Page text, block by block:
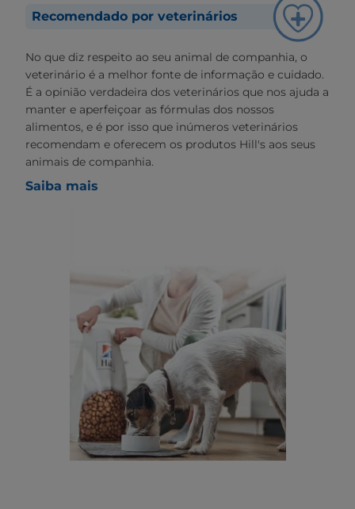
Recomendado por veterinários
No que diz respeito ao seu animal de companhia, o
veterinário é a melhor fonte de informação e cuidado.
É a opinião verdadeira dos veterinários que nos ajuda a
manter e aperfeiçoar as fórmulas dos nossos
alimentos, e é por isso que inúmeros veterinários
recomendam e oferecem os produtos Hill's aos seus
animais de companhia.
Saiba mais